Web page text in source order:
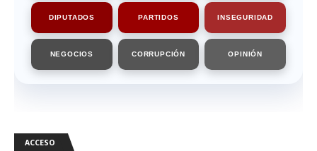
DIPUTADOS PARTIDOS INSEGURIDAD
NEGOCIOS CORRUPCIÓN OPINIÓN
ACCESO